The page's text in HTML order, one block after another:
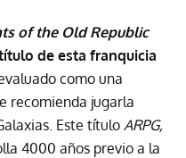
of the Old Republic
de esta franquicia
como una
recomienda jugarla
Este título ARPG,
4000 años previo a la